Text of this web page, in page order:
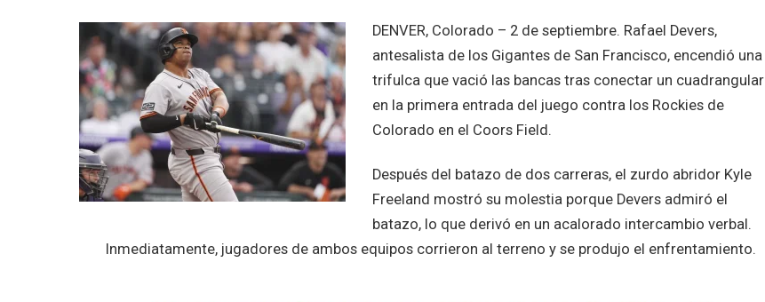
DENVER, Colorado – 2 de septiembre. Rafael Devers,
antesalista de los Gigantes de San Francisco, encendió una
trifulca que vació las bancas tras conectar un cuadrangular
en la primera entrada del juego contra los Rockies de
Colorado en el Coors Field.
Después del batazo de dos carreras, el zurdo abridor Kyle
Freeland mostró su molestia porque Devers admiró el
batazo, lo que derivó en un acalorado intercambio verbal.
Inmediatamente, jugadores de ambos equipos corrieron al terreno y se produjo el enfrentamiento.